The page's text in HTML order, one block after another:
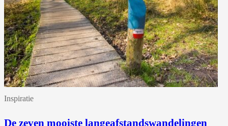
Inspiratie
De zeven mooiste langeafstandswandelingen